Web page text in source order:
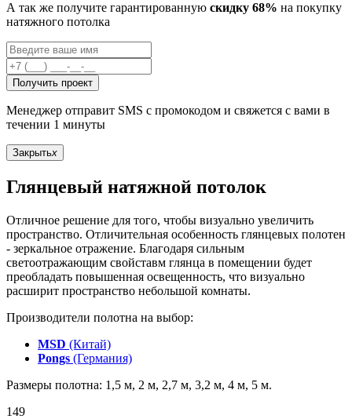
А так же получите гарантированную скидку 68% на покупку
натяжного потолка
Получить проект
Менеджер отправит SMS с промокодом и свяжется с вами в
течении 1 минуты
Закрытьx
Глянцевый натяжной потолок
Отличное решение для того, чтобы визуально увеличить
пространство. Отличительная особенность глянцевых полотен
- зеркальное отражение. Благодаря сильным
светоотражающим свойставм глянца в помещении будет
преобладать повышенная освещенность, что визуально
расширит пространство небольшой комнаты.
Производители полотна на выбор:
MSD (Китай)
Pongs (Германия)
Размеры полотна: 1,5 м, 2 м, 2,7 м, 3,2 м, 4 м, 5 м.
149